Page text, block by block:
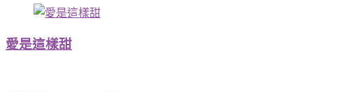
愛是這樣甜